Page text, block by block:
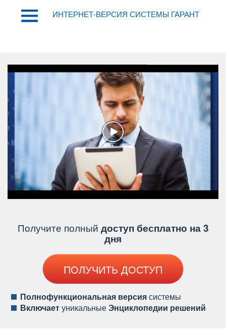
ИНТЕРНЕТ-ВЕРСИЯ СИСТЕМЫ ГАРАНТ
Получите полный доступ бесплатно на 3
дня
ПОЛУЧИТЬ ДОСТУП
Полнофункциональная версиясистемы
ключаетуникальныеЭнциклопедии решений